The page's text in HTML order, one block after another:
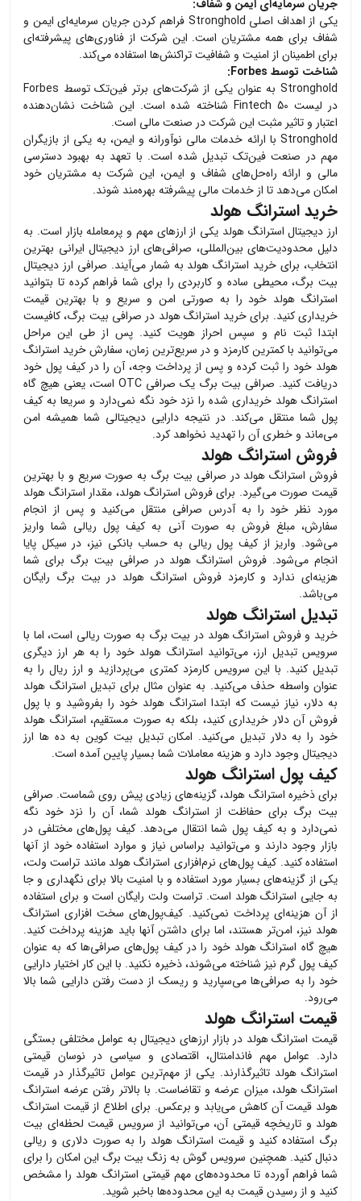
جریان سرمایه‌ای ایمن و شفاف:
یکی از اهداف اصلی Stronghold فراهم کردن جریان سرمایه‌ای ایمن و
شفاف برای همه مشتریان است. این شرکت از فناوری‌های پیشرفته‌ای
برای اطمینان از امنیت و شفافیت تراکنش‌ها استفاده می‌کند.
شناخت توسط Forbes:
Stronghold به عنوان یکی از شرکت‌های برتر فین‌تک توسط Forbes
در لیست Fintech 50 شناخته شده است. این شناخت نشان‌دهنده
اعتبار و تاثیر مثبت این شرکت در صنعت مالی است.
Stronghold با ارائه خدمات مالی نوآورانه و ایمن، به یکی از بازیگران
مهم در صنعت فین‌تک تبدیل شده است. با تعهد به بهبود دسترسی
مالی و ارائه راه‌حل‌های شفاف و ایمن، این شرکت به مشتریان خود
امکان می‌دهد تا از خدمات مالی پیشرفته بهره‌مند شوند.
خرید استرانگ هولد
ارز دیجیتال استرانگ هولد یکی از ارزهای مهم و پرمعامله بازار است. به
دلیل محدودیت‌های بین‌المللی، صرافی‌های ارز دیجیتال ایرانی بهترین
انتخاب، برای خرید استرانگ هولد به شمار می‌آیند. صرافی ارز دیجیتال
بیت برگ، محیطی ساده و کاربردی را برای شما فراهم کرده تا بتوانید
استرانگ هولد خود را به صورتی امن و سریع و با بهترین قیمت
خریداری کنید. برای خرید استرانگ هولد در صرافی بیت برگ، کافیست
ابتدا ثبت نام و سپس احراز هویت کنید. پس از طی این مراحل
می‌توانید با کمترین کارمزد و در سریع‌ترین زمان، سفارش خرید استرانگ
هولد خود را ثبت کرده و پس از پرداخت وجه، آن را در کیف پول خود
دریافت کنید. صرافی بیت برگ یک صرافی OTC است، یعنی هیچ گاه
استرانگ هولد خریداری شده را نزد خود نگه نمی‌دارد و سریعا به کیف
پول شما منتقل می‌کند. در نتیجه دارایی دیجیتالی شما همیشه امن
می‌ماند و خطری آن را تهدید نخواهد کرد.
فروش استرانگ هولد
فروش استرانگ هولد در صرافی بیت برگ به صورت سریع و با بهترین
قیمت صورت می‌گیرد. برای فروش استرانگ هولد، مقدار استرانگ هولد
مورد نظر خود را به آدرس صرافی منتقل می‌کنید و پس از انجام
سفارش، مبلغ فروش به صورت آنی به کیف پول ریالی شما واریز
می‌شود. واریز از کیف پول ریالی به حساب بانکی نیز، در سیکل پایا
انجام می‌شود. فروش استرانگ هولد در صرافی بیت برگ برای شما
هزینه‌ای ندارد و کارمزد فروش استرانگ هولد در بیت برگ رایگان
می‌باشد.
تبدیل استرانگ هولد
خرید و فروش استرانگ هولد در بیت برگ به صورت ریالی است، اما با
سرویس تبدیل ارز، می‌توانید استرانگ هولد خود را به هر ارز دیگری
تبدیل کنید. با این سرویس کارمزد کمتری می‌پردازید و ارز ریال را به
عنوان واسطه حذف می‌کنید. به عنوان مثال برای تبدیل استرانگ هولد
به دلار، نیاز نیست که ابتدا استرانگ هولد خود را بفروشید و با پول
فروش آن دلار خریداری کنید، بلکه به صورت مستقیم، استرانگ هولد
خود را به دلار تبدیل می‌کنید. امکان تبدیل بیت کوین به ده ها ارز
دیجیتال وجود دارد و هزینه معاملات شما بسیار پایین آمده است.
کیف پول استرانگ هولد
برای ذخیره استرانگ هولد، گزینه‌های زیادی پیش روی شماست. صرافی
بیت برگ برای حفاظت از استرانگ هولد شما، آن را نزد خود نگه
نمی‌دارد و به کیف پول شما انتقال می‌دهد. کیف پول‌های مختلفی در
بازار وجود دارند و می‌توانید براساس نیاز و موارد استفاده خود از آنها
استفاده کنید. کیف پول‌های نرم‌افزاری استرانگ هولد مانند تراست ولت،
یکی از گزینه‌های بسیار مورد استفاده و با امنیت بالا برای نگهداری و جا
به جایی استرانگ هولد است. تراست ولت رایگان است و برای استفاده
از آن هزینه‌ای پرداخت نمی‌کنید. کیف‌پول‌های سخت افزاری استرانگ
هولد نیز، امن‌تر هستند، اما برای داشتن آنها باید هزینه پرداخت کنید.
هیچ گاه استرانگ هولد خود را در کیف پول‌های صرافی‌ها که به عنوان
کیف پول گرم نیز شناخته می‌شوند، ذخیره نکنید. با این کار اختیار دارایی
خود را به صرافی‌ها می‌سپارید و ریسک از دست رفتن دارایی شما بالا
می‌رود.
قیمت استرانگ هولد
قیمت استرانگ هولد در بازار ارزهای دیجیتال به عوامل مختلفی بستگی
دارد. عوامل مهم فاندامنتال، اقتصادی و سیاسی در نوسان قیمتی
استرانگ هولد تاثیرگذارند. یکی از مهم‌ترین عوامل تاثیرگذار در قیمت
استرانگ هولد، میزان عرضه و تقاضاست. با بالاتر رفتن عرضه استرانگ
هولد قیمت آن کاهش می‌یابد و برعکس. برای اطلاع از قیمت استرانگ
هولد و تاریخچه قیمتی آن، می‌توانید از سرویس قیمت لحظه‌ای بیت
برگ استفاده کنید و قیمت استرانگ هولد را به صورت دلاری و ریالی
دنبال کنید. همچنین سرویس گوش به زنگ بیت برگ این امکان را برای
شما فراهم آورده تا محدوده‌های مهم قیمتی استرانگ هولد را مشخص
کنید و از رسیدن قیمت به این محدوده‌ها باخبر شوید.